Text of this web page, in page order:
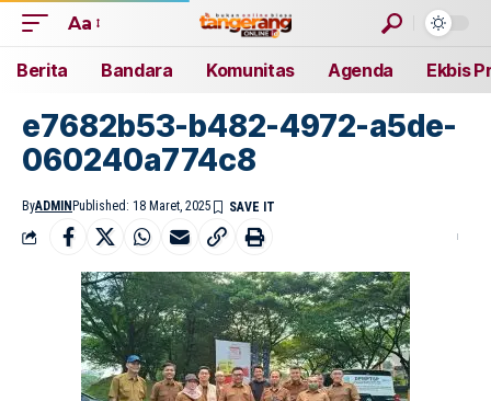
Aa
Berita Bandara Komunitas Agenda Ekbis
e7682b53-b482-4972-a5de-
060240a774c8
ByADMIN Published: 18 Maret, 2025